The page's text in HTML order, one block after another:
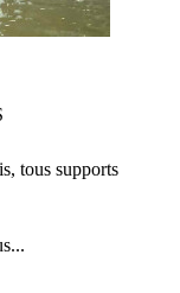
tous supports